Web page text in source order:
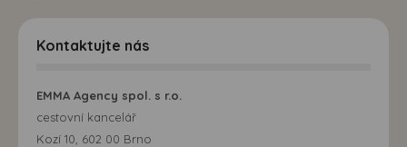
Kontaktujte nás
EMMA Agency spol. s r.o.
cestovní kancelář
Kozí 10, 602 00 Brno